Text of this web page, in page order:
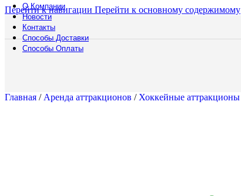
Перейти к навигации Перейти к основному содержимому
О Компании
Новости
Контакты
Способы Доставки
Способы Оплаты
Главная / Аренда аттракционов / Хоккейные аттракционы